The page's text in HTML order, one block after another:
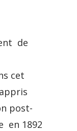
de
cet
post-
en 1892